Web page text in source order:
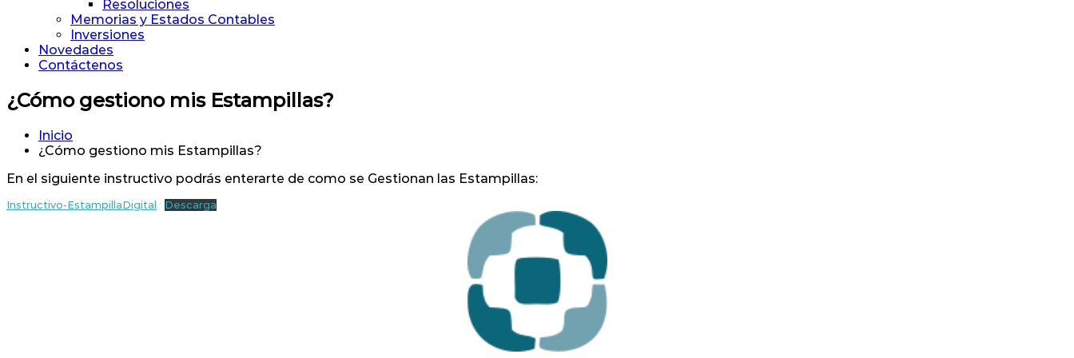
Resoluciones
Memorias y Estados Contables
Inversiones
Novedades
Contáctenos
¿Cómo gestiono mis Estampillas?
Inicio
¿Cómo gestiono mis Estampillas?
En el siguiente instructivo podrás enterarte de como se Gestionan las Estampillas:
Instructivo-EstampillaDigital Descarga